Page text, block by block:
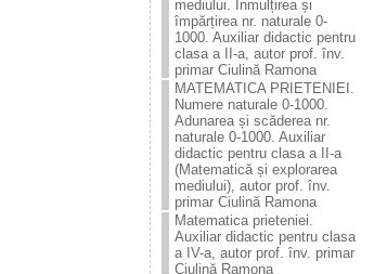
mediului. Înmulțirea și
împărțirea nr. naturale 0-
1000. Auxiliar didactic pentru
clasa a II-a, autor prof. înv.
primar Ciulină Ramona
MATEMATICA PRIETENIEI.
Numere naturale 0-1000.
Adunarea și scăderea nr.
naturale 0-1000. Auxiliar
didactic pentru clasa a II-a
(Matematică și explorarea
mediului), autor prof. înv.
primar Ciulină Ramona
Matematica prieteniei.
Auxiliar didactic pentru clasa
a IV-a, autor prof. înv. primar
Ciulină Ramona